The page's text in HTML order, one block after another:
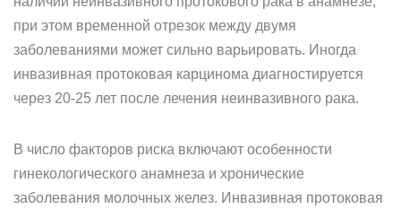
при этом временной отрезок между двумя
заболеваниями может сильно варьировать. Иногда
инвазивная протоковая карцинома диагностируется
через 20-25 лет после лечения неинвазивного рака.
В число факторов риска включают особенности
гинекологического анамнеза и хронические
заболевания молочных желез. Инвазивная протоковая